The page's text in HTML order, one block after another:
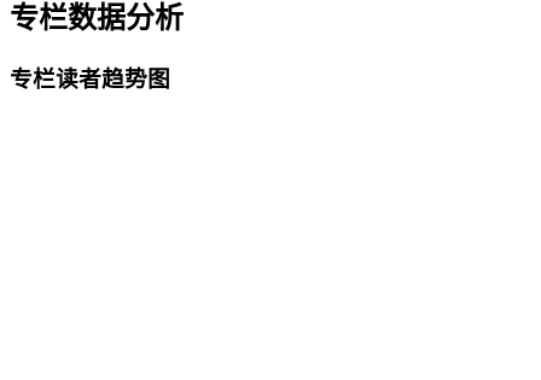
专栏数据分析
专栏读者趋势图